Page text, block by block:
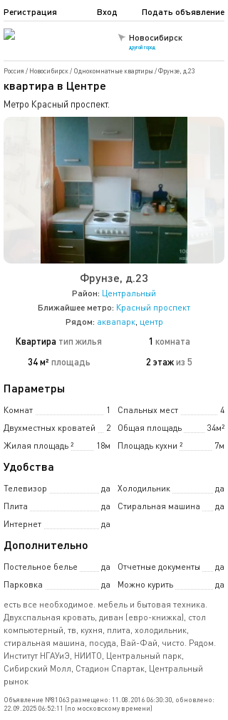
Новосибирск
другой город
Подать объявление
Регистрация Вход
Россия / Новосибирск/ Однокомнатные квартиры /Фрунзе, д.23
квартира в Центре
Метро Красный проспект.
Фрунзе, д.23
Район: Центральный
Ближайшее метро: Красный проспект
Рядом: аквапарк, центр
Квартира тип жилья 1 комната
34 м² площадь 2 этажиз 5
Параметры
Комнат 1 Спальных мест
4
Двухместных кроватей
2 Общая площадь
34м²
Жилая площадь
18м
² Площадь кухни 7м
²
Удобства
Телевизор да Холодильник
да
Плита
да Стиральная машина
да
Интернет
да
Дополнительно
Постельное белье да Отчетные документы
да
Парковка
да Можно курить
да
есть все необходимое. мебель и бытовая техника.
Двухспальная кровать, диван (евро-книжка), стол
компьютерный, тв, кухня, плита, холодильник,
стиральная машина, посуда, Вай-Фай, чисто. Рядом.
Институт НГАУиЭ, НИИТО, Центральный парк,
Сибирский Молл, Стадион Спартак, Центральный
рынок
Объявление №81063 размещено: 11.08.2016 06:30:30, обновлено:
22.09.2025 06:52:11 (по московскому времени)